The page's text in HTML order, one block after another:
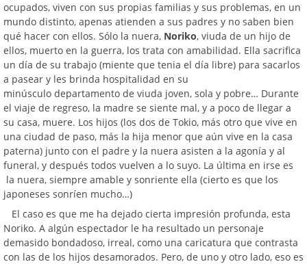
ocupados, viven con sus propias familias y sus problemas, en un
mundo distinto, apenas atienden a sus padres y no saben bien
qué hacer con ellos. Sólo la nuera, Noriko, viuda de un hijo de
ellos, muerto en la guerra, los trata con amabilidad. Ella sacrifica
un día de su trabajo (miente que tenia el día libre) para sacarlos
a pasear y les brinda hospitalidad en su
minúsculo departamento de viuda joven, sola y pobre… Durante
el viaje de regreso, la madre se siente mal, y a poco de llegar a
su casa, muere. Los hijos (los dos de Tokio, más otro que vive en
una ciudad de paso, más la hija menor que aún vive en la casa
paterna) junto con el padre y la nuera asisten a la agonía y al
funeral, y después todos vuelven a lo suyo. La última en irse es
la nuera, siempre amable y sonriente ella (cierto es que los
japoneses sonríen mucho…)
El caso es que me ha dejado cierta impresión profunda, esta
Noriko. A algún espectador le ha resultado un personaje
demasido bondadoso, irreal, como una caricatura que contrasta
con las de los hijos desamorados. Pero, de uno y otro lado, eso es